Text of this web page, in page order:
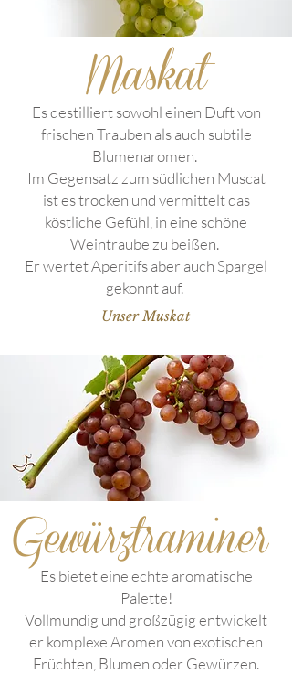
Maskat
Es destilliert sowohl einen Duft von
frischen Trauben als auch subtile
Blumenaromen.
Im Gegensatz zum südlichen Muscat
ist es trocken und vermittelt das
köstliche Gefühl, in eine schöne
Weintraube zu beißen.
Er wertet Aperitifs aber auch Spargel
gekonnt auf.
Unser Muskat
Gewürztraminer
Es bietet eine echte aromatische
Palette!
Vollmundig und großzügig entwickelt
er komplexe Aromen von exotischen
Früchten, Blumen oder Gewürzen.